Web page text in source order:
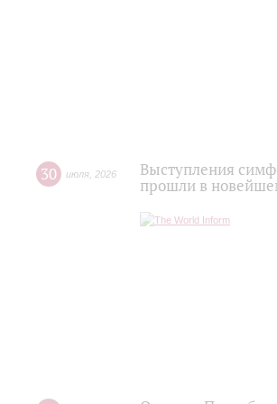
30 июля 2026
Выступления
прошли в